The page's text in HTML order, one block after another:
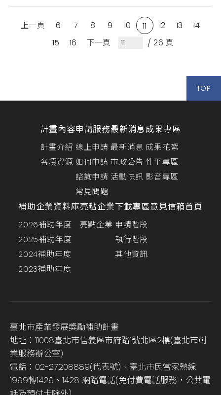
上一頁 6 7 8 9 10 11 12 13
14
15
16 下一頁 / 26 頁
TOP
計畫內容
計畫介紹
各項資源
申請服務
線上申請
如何申請
諮詢申請
常見問題
最新消息
最新消息
市政公告
活動快訊
成果專區
成果花絮
性平專區
影音專區
補助企業資料庫
2026補助年度
2025補助年度
2024補助年度
2023補助年度
亮點企業
亮點企業
下載專區
申請階段
執行階段
其他資訊
意見信箱首頁
臺北市產業發展獎勵補助計畫
地址：11008臺北市信義區市府路1號北區2樓(臺北市創
業服務辦公室)
電話：02-27208889(代表號)、臺北市民當家熱線
1999轉1429、1428 網路電話(免付費電話服務，公共電